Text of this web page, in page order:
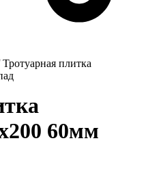
Тротуарная плитка
60мм